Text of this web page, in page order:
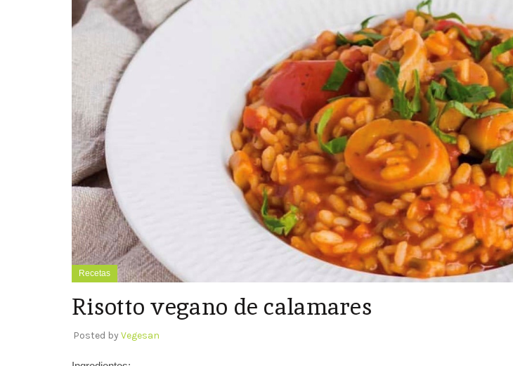
Recetas
Risotto vegano de calamares
Posted byVegesan